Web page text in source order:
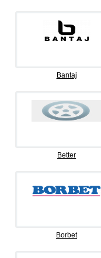
Bantaj
Better
Borbet